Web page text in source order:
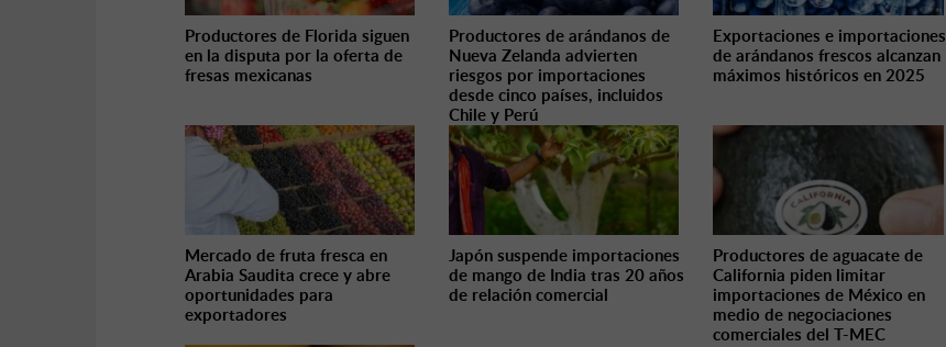
Productores de Florida siguen
en la disputa por la oferta de
fresas mexicanas
Productores de arándanos de
Nueva Zelanda advierten
riesgos por importaciones
desde cinco países, incluidos
Chile y Perú
Exportaciones e importaciones
de arándanos frescos alcanzan
máximos históricos en 2025
Mercado de fruta fresca en
Arabia Saudita crece y abre
oportunidades para
exportadores
Japón suspende importaciones
de mango de India tras 20 años
de relación comercial
Productores de aguacate de
California piden limitar
importaciones de México en
medio de negociaciones
comerciales del T-MEC